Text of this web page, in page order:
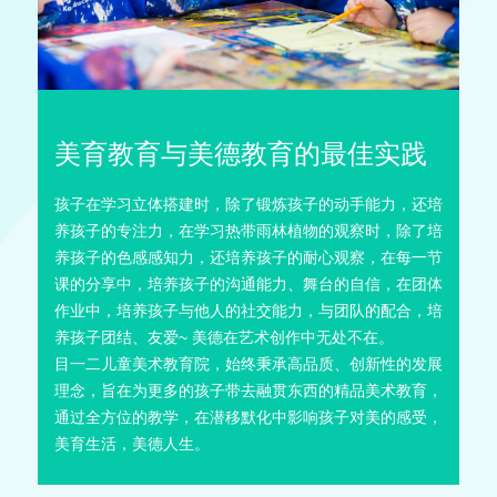
美育教育与美德教育的最佳实践
孩子在学习立体搭建时，除了锻炼孩子的动手能力，还培
养孩子的专注力，在学习热带雨林植物的观察时，除了培
养孩子的色感感知力，还培养孩子的耐心观察，在每一节
课的分享中，培养孩子的沟通能力、舞台的自信，在团体
作业中，培养孩子与他人的社交能力，与团队的配合，培
养孩子团结、友爱~ 美德在艺术创作中无处不在。
目一二儿童美术教育院，始终秉承高品质、创新性的发展
理念，旨在为更多的孩子带去融贯东西的精品美术教育，
通过全方位的教学，在潜移默化中影响孩子对美的感受，
美育生活，美德人生。